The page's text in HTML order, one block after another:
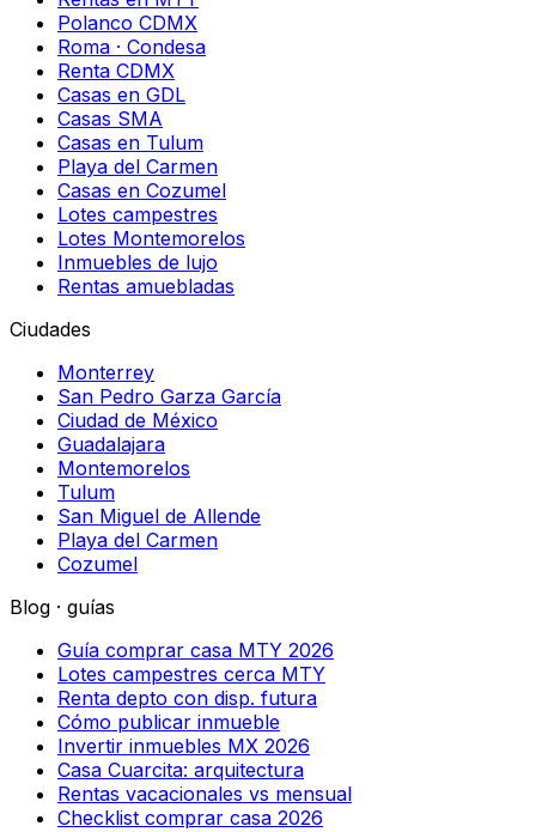
Polanco CDMX
Roma · Condesa
Renta CDMX
Casas en GDL
Casas SMA
Casas en Tulum
Playa del Carmen
Casas en Cozumel
Lotes campestres
Lotes Montemorelos
Inmuebles de lujo
Rentas amuebladas
Ciudades
Monterrey
San Pedro Garza García
Ciudad de México
Guadalajara
Montemorelos
Tulum
San Miguel de Allende
Playa del Carmen
Cozumel
Blog · guías
Guía comprar casa MTY 2026
Lotes campestres cerca MTY
Renta depto con disp. futura
Cómo publicar inmueble
Invertir inmuebles MX 2026
Casa Cuarcita: arquitectura
Rentas vacacionales vs mensual
Checklist comprar casa 2026